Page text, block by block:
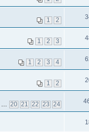
1 2
1 2 3
1 2 3 4
1 2
… 20 21 22 23 24